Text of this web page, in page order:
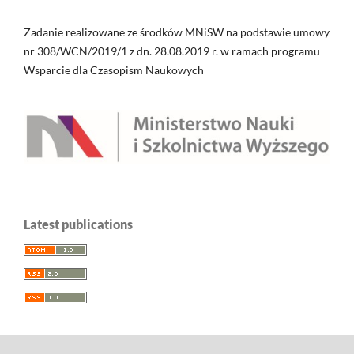
Zadanie realizowane ze środków MNiSW na podstawie umowy
nr 308/WCN/2019/1 z dn. 28.08.2019 r. w ramach programu
Wsparcie dla Czasopism Naukowych
Latest publications